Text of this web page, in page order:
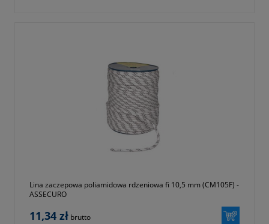
- produkt pozwala na zabezpieczenie maksymalnie jednej
- symbol producenta AC 100
- do stosowania z urządzeniem Blocmax & MiniBlocmax AC010
- posiada certyfikat CE oraz jest zgodny z normą EN 353-2
- okres gwarancji 12 miesięcy (lub dłużej zgodnie z wytycznymi
Lina zaczepowa poliamidowa rdzeniowa fi 10,5 mm (CM105F) -
ASSECURO
11,34 zł brutto